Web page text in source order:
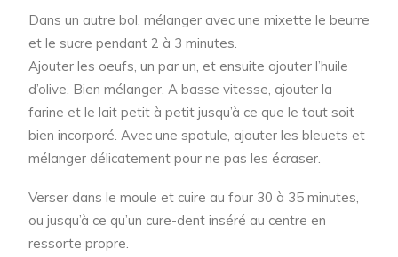
Dans un autre bol, mélanger avec une mixette le beurre
et le sucre pendant 2 à 3 minutes.
Ajouter les oeufs, un par un, et ensuite ajouter l’huile
d’olive. Bien mélanger. A basse vitesse, ajouter la
farine et le lait petit à petit jusqu’à ce que le tout soit
bien incorporé. Avec une spatule, ajouter les bleuets et
mélanger délicatement pour ne pas les écraser.
Verser dans le moule et cuire au four 30 à 35 minutes,
ou jusqu’à ce qu’un cure-dent inséré au centre en
ressorte propre.